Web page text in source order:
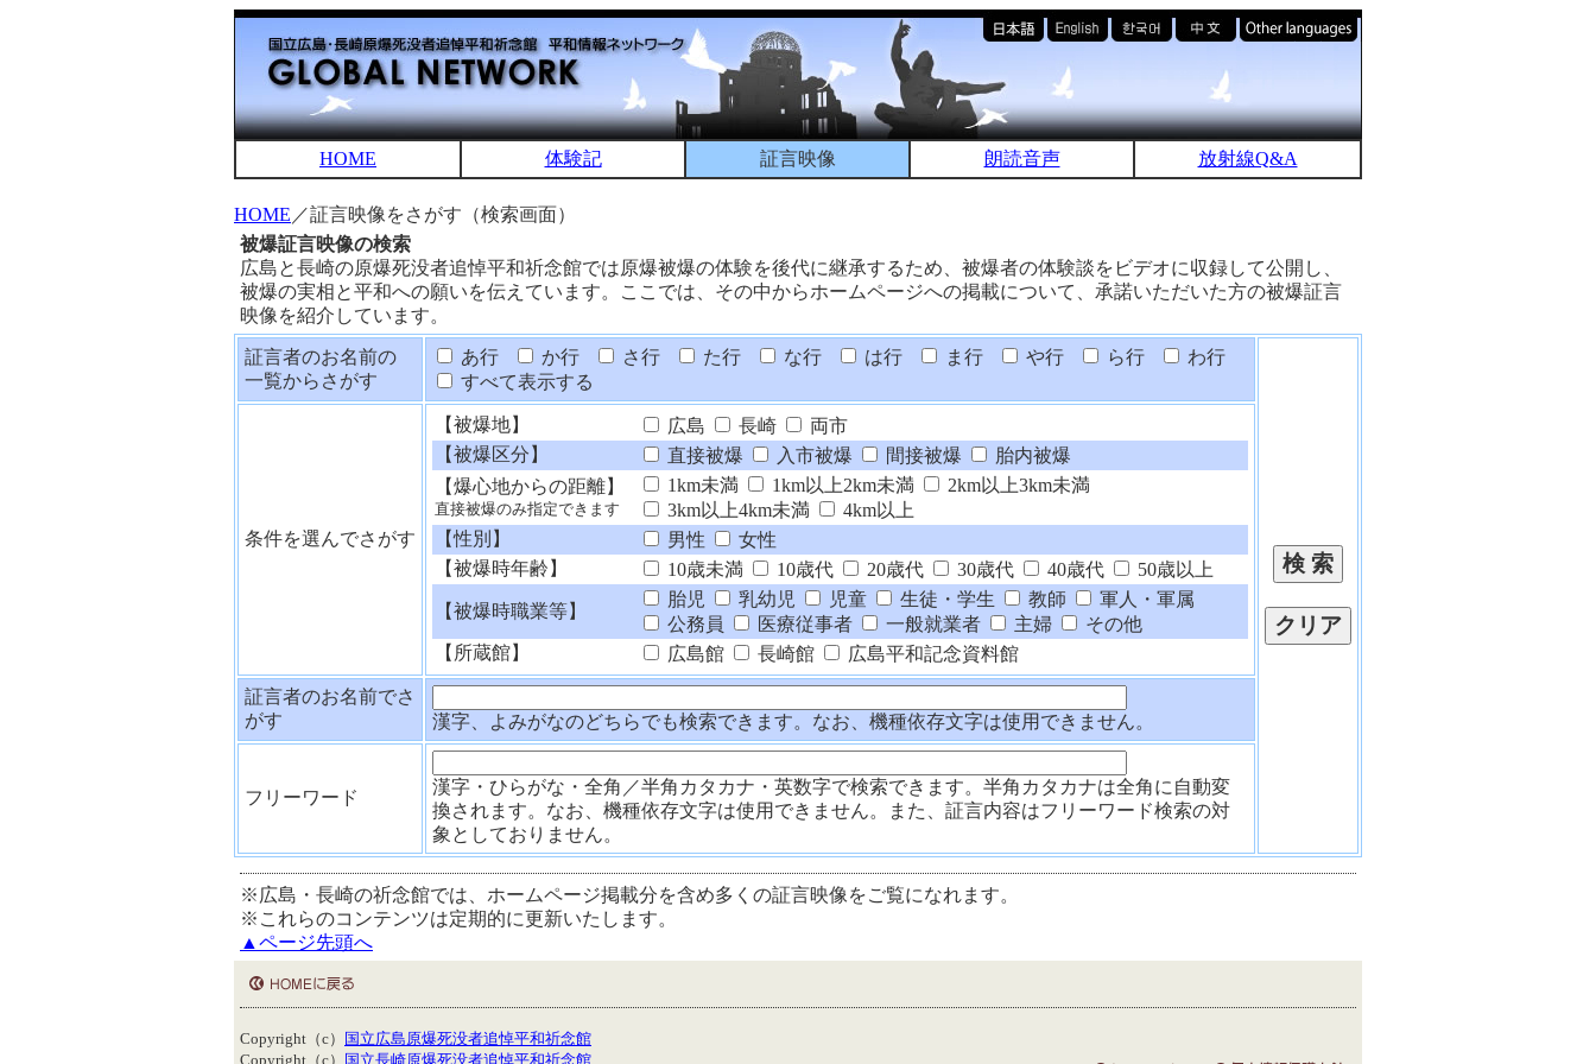
HOME 体験記 証言映像 朗読音声 放射線Q&A
HOME ／証言映像をさがす（検索画面）
被爆証言映像の検索
広島と長崎の原爆死没者追悼平和祈念館では原爆被爆の体験を後代に継承するため、被爆者の体験談をビデオに収録して公開し、
被爆の実相と平和への願いを伝えています。ここでは、その中からホームページへの掲載について、承諾いただいた方の被爆証言
映像を紹介しています。
証言者のお名前の
一覧からさがす
あ行 か行 さ行 た行 な行 は行 ま行 や行 ら行
わ行
すべて表示する
条件を選んでさがす
【被爆地】 広島 長崎
両市
【被爆区分】
直接被爆 入市被爆 間接被爆
胎内被爆
【爆心地からの距離】
直接被爆のみ指定できます
1km未満 1km以上2km未満
2km以上3km未満
3km以上4km未満
4km以上
【性別】
男性
女性
【被爆時年齢】
10歳未満 10歳代 20歳代 30歳代 40歳代 50歳以上
【被爆時職業等】
胎児 乳幼児 児童 生徒・学生 教師
軍人・軍属
公務員
医療従事者 一般就業者 主婦
その他
【所蔵館】
広島館 長崎館 広島平和記念資料館
証言者のお名前でさ
がす
漢字、よみがなのどちらでも検索できます。なお、機種依存文字は使用できません。
フリーワード
漢字・ひらがな・全角／半角カタカナ・英数字で検索できます。半角カタカナは全角に自動変
換されます。なお、機種依存文字は使用できません。また、証言内容はフリーワード検索の対
象としておりません。
※広島・長崎の祈念館では、ホームページ掲載分を含め多くの証言映像をご覧になれます。
※これらのコンテンツは定期的に更新いたします。
▲ページ先頭へ
Copyright（c）
国立広島原爆死没者追悼平和祈念館
Copyright（c）
国立長崎原爆死没者追悼平和祈念館